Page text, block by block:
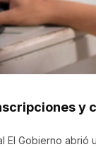
y
Gobierno abrió